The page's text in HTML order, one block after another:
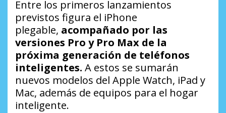
Entre los primeros lanzamientos
previstos figura el iPhone
plegable, acompañado por las
versiones Pro y Pro Max de la
próxima generación de teléfonos
inteligentes. A estos se sumarán
nuevos modelos del Apple Watch, iPad y
Mac, además de equipos para el hogar
inteligente.